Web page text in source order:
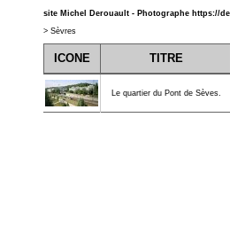
site Michel Derouault - Photographe https://
> Sèvres
ICONE TITRE
Le quartier du Pont de Sèves.